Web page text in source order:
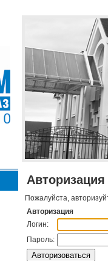
Авторизация
Пожалуйста,
Авторизация
Логин:
Пароль: